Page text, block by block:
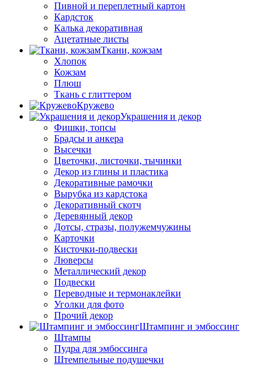
Пивной и переплетный картон
Кардсток
Калька декоративная
Ацетатные листы
Ткани, кожзам
Хлопок
Кожзам
Плюш
Ткань с глиттером
Кружево
Украшения и декор
Фишки, топсы
Брадсы и анкера
Высечки
Цветочки, листочки, тычинки
Декор из глины и пластика
Декоративные рамочки
Вырубка из кардстока
Декоративный скотч
Деревянный декор
Дотсы, стразы, полужемчужины
Карточки
Кисточки-подвески
Люверсы
Металлический декор
Подвески
Переводные и термонаклейки
Уголки для фото
Прочий декор
Штампинг и эмбоссинг
Штампы
Пудра для эмбоссинга
Штемпельные подушечки